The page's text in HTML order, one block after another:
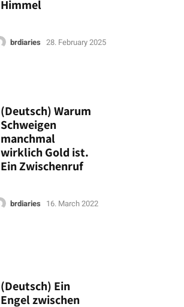
Himmel
brdiaries 28. February 2025
(Deutsch) Warum
Schweigen
manchmal
wirklich Gold ist.
Ein Zwischenruf
brdiaries 16. March 2022
(Deutsch) Ein
Engel zwischen